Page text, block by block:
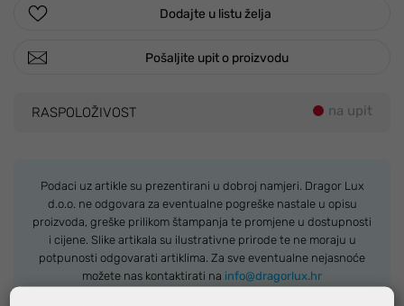
Dodajte u listu želja
Pošaljite upit o proizvodu
RASPOLOŽIVOST na upit
Podaci uz artikle su prezentirani u dobroj namjeri. Dragor Lux
d.o.o. ne odgovara za eventualne pogreške nastale u opisu
proizvoda, greške prilikom štampanja te promjene u dostupnosti
i cijene. Slike artikala su ilustrativne prirode te ne moraju u
potpunosti odgovarati artiklima. Za sve eventualne nejasnoće
možete nas kontaktirati na info@dragorlux.hr